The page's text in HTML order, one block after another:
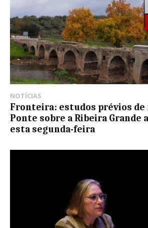
NOTÍCIAS
Fronteira: estudos prévios de
Ponte sobre a Ribeira Grande
esta segunda-feira